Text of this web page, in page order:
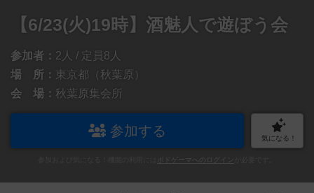
【6/23(火)19時】酒魅人で遊ぼう会
参加者： 2人 / 定員8人
場 所： 東京都（秋葉原）
会 場： 秋葉原集会所
参加する 気になる！
ボドゲーマへのログイン